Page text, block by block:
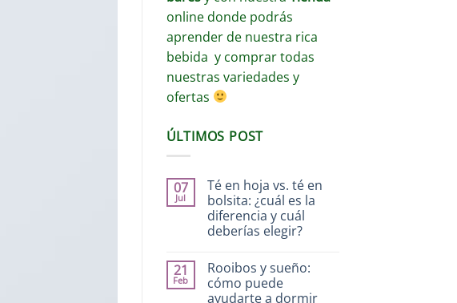
online donde podrás
aprender de nuestra rica
bebida y comprar todas
nuestras variedades y
ofertas
ÚLTIMOS POST
07
Jul
Té en hoja vs. té en
bolsita: ¿cuál es la
diferencia y cuál
deberías elegir?
21
Feb
Rooibos y sueño:
cómo puede
ayudarte a dormir